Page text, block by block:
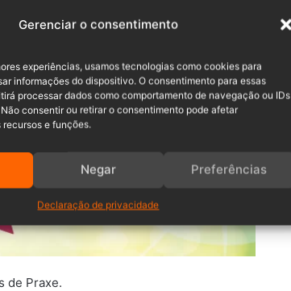
Gerenciar o consentimento
experiências, usamos tecnologias como cookies para
informações do dispositivo. O consentimento para essas
processar dados como comportamento de navegação ou IDs
consentir ou retirar o consentimento pode afetar
e funções.
Negar Preferências
Declaração de privacidade
um homem por violência doméstica. O
que lhe deu uma cabeçada no rosto. A
vítima em um saco de lixo, tentando
de Praxe.